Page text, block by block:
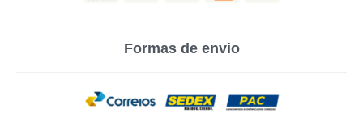
Formas de envio